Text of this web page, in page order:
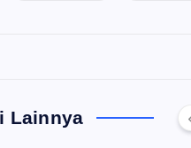
Lainnya